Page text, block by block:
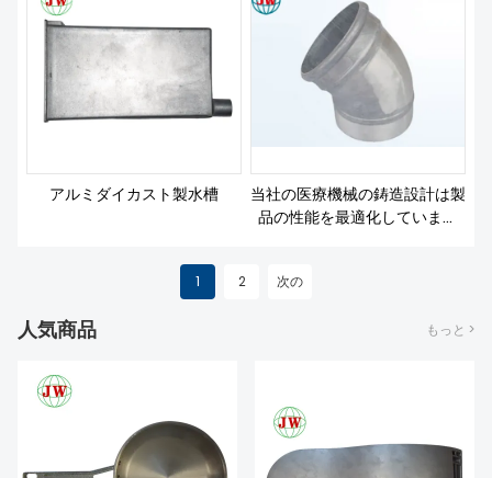
アルミダイカスト製水槽
当社の医療機械の鋳造設計は製
品の性能を最適化しています
1 2 次の
人気商品 もっと >